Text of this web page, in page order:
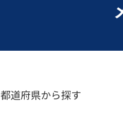
都道府県から探す